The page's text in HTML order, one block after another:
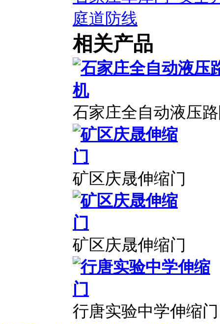
庭道防线
相关产品
石家庄全自动液压
矿区庆晟伸缩门
矿区庆晟伸缩门
行唐实验中学伸缩门